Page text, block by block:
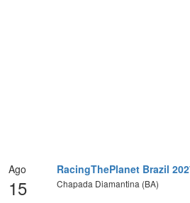
Ago
15
RacingThePlanet Brazil
Chapada Diamantina (BA)